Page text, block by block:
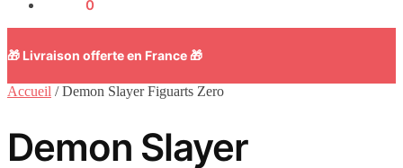
0
🎁 Livraison offerte en France 🎁
Accueil /Demon Slayer Figuarts Zero
Demon Slayer